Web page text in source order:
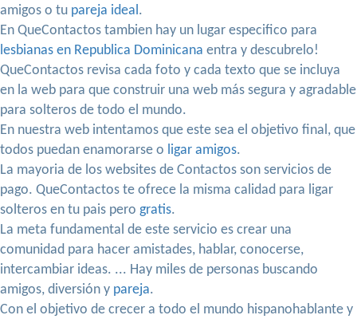
amigos o tu pareja ideal.
En QueContactos tambien hay un lugar especifico para
lesbianas en Republica Dominicana entra y descubrelo!
QueContactos revisa cada foto y cada texto que se incluya
en la web para que construir una web más segura y agradable
para solteros de todo el mundo.
En nuestra web intentamos que este sea el objetivo final, que
todos puedan enamorarse o ligar amigos.
La mayoria de los websites de Contactos son servicios de
pago. QueContactos te ofrece la misma calidad para ligar
solteros en tu pais pero gratis.
La meta fundamental de este servicio es crear una
comunidad para hacer amistades, hablar, conocerse,
intercambiar ideas. ... Hay miles de personas buscando
amigos, diversión y pareja.
Con el objetivo de crecer a todo el mundo hispanohablante y